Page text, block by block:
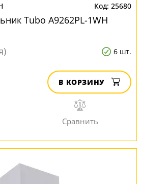
25680
Tubo A9262PL-1WH
6 шт.
В КОРЗИНУ